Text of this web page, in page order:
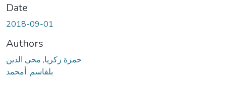
Date
2018-09-01
Authors
حمزة زكريا, محي الدين
بلقاسم, أمحمد